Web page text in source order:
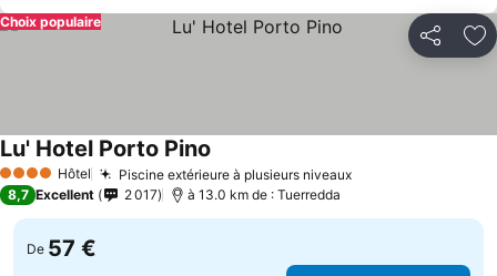
Partager
Choix populaire
4 Étoiles Hôtel Piscine extérieure à plusieurs niveaux
Lu' Hotel Porto Pino
8,7 Excellent 2 017 à 13.0 km de : Tuerredda
De 57 €